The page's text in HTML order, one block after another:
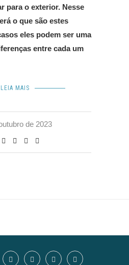
para o exterior. Nesse
o que são estes
eles podem ser uma
entre cada um
LEIA MAIS
de 2023